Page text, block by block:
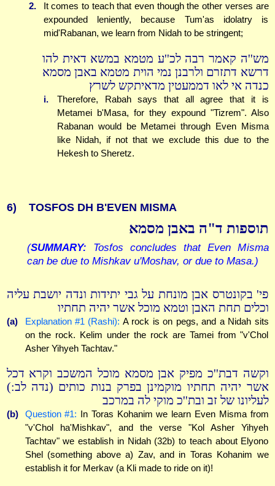
2.
It comes to teach that even though the other verses are
expounded leniently, because Tum'as idolatry is
mid'Rabanan, we learn from Nidah to be stringent;
מש''ה קאמר רבה לכ''ע מטמא במשא דאית להו
דרשא דתזרם ולרבנן נמי הוית מטמא באבן מסמא
כנדה אי לאו דממעטין מדאיתקש לשרץ
i.
Therefore, Rabah says that all agree that it is
Metamei b'Masa, for they expound "Tizrem". Also
Rabanan would be Metamei through Even Misma
like Nidah, if not that we exclude this due to the
Hekesh to Sheretz.
6) TOSFOS DH B'EVEN MISMA
תוספות ד"ה באבן מסמא
(SUMMARY: Tosfos concludes that Even Misma
can be due to Mishkav u'Moshav, or due to Masa.)
פי' בקונטרס אבן מונחת על גבי יתידות ונדה יושבת עליה
וכלים תחת האבן וטמא מוכל אשר יהיה תחתיו
(a) Explanation #1 (Rashi): A rock is on pegs, and a Nidah sits
on the rock. Kelim under the rock are Tamei from "v'Chol
Asher Yihyeh Tachtav."
וקשה דבת''כ מפיק אבן מסמא מוכל המשכב וקרא דכל
אשר יהיה תחתיו מוקמינן בפרק בנות כותים (נדה לב:)
לעליונו של זב ובת''כ מוקי לה במרכב
(b) Question #1: In Toras Kohanim we learn Even Misma from
"v'Chol ha'Mishkav", and the verse "Kol Asher Yihyeh
Tachtav" we establish in Nidah (32b) to teach about Elyono
Shel (something above a) Zav, and in Toras Kohanim we
establish it for Merkav (a Kli made to ride on it)!